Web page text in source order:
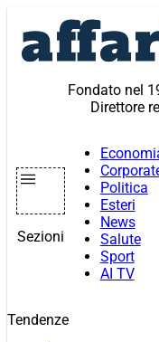
contenuto
Fondato nel
Direttore
Sezioni
Politica
Esteri
News
Salute
Sport
AI TV
Tendenze